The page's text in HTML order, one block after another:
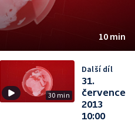
10 min
30 min
Další díl
31.
července
2013
10:00